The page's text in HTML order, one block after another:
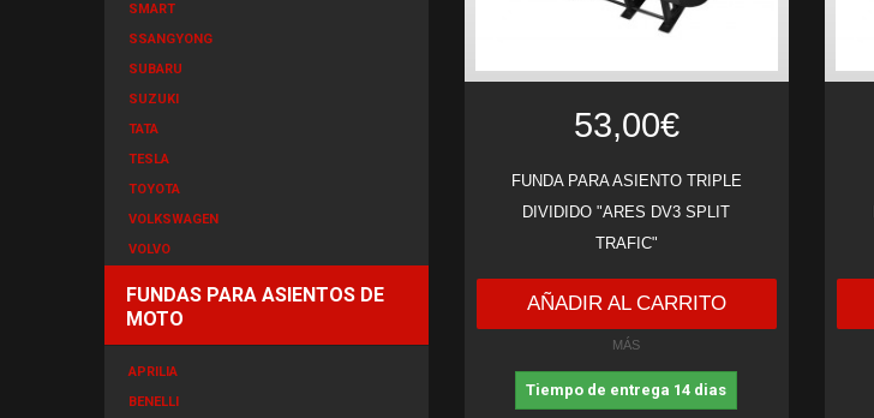
SMART
SSANGYONG
SUBARU
SUZUKI
TATA
TESLA
TOYOTA
VOLKSWAGEN
VOLVO
FUNDAS PARA ASIENTOS DE
MOTO
APRILIA
BENELLI
53,00€
FUNDA PARA ASIENTO TRIPLE
DIVIDIDO "ARES DV3 SPLIT
TRAFIC"
AÑADIR AL CARRITO
MÁS
Tiempo de entrega 14 dias